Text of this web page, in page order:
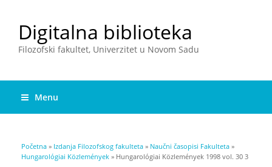
Digitalna biblioteka
Filozofski fakultet, Univerzitet u Novom Sadu
Menu
You are here
Početna » Izdanja Filozofskog fakulteta » Naučni časopisi Fakulteta »
Hungarológiai Közlemények » Hungarológiai Közlemények 1998 vol. 30 3